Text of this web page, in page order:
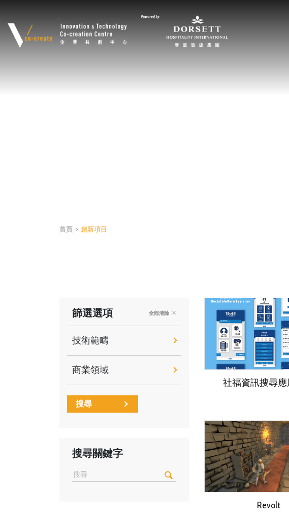
首頁 > 創新項目
篩選選項 全部清除
技術範疇
商業領域
搜尋
搜尋關鍵字
社福資訊搜尋
Revolt